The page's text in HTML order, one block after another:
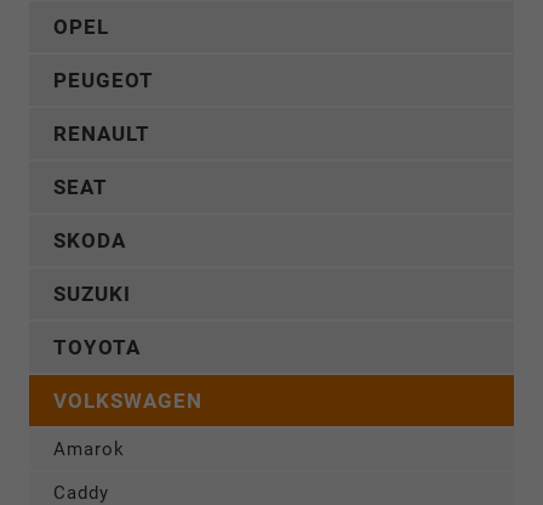
OPEL
PEUGEOT
RENAULT
SEAT
SKODA
SUZUKI
TOYOTA
VOLKSWAGEN
Amarok
Caddy